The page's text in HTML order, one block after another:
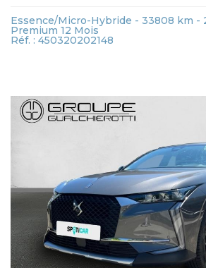
Essence/Micro-Hybride - 33808 km -
Premium 12 Mois
Réf. : 450320202148